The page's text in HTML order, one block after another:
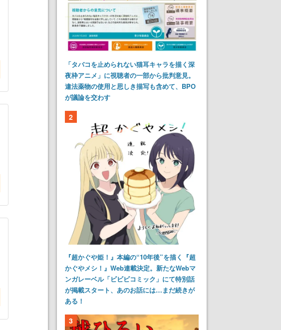
「タバコを止められない猫耳キャラを描く深
夜枠アニメ」に視聴者の一部から批判意見。
違法薬物の使用と思しき描写も含めて、BPO
が議論を交わす
2
『超かぐや姫！』本編の“10年後”を描く『超
かぐやメシ！』Web連載決定。新たなWebマ
ンガレーベル「ビビビコミック」にて特別話
が掲載スタート、あのお話には…まだ続きが
ある！
3